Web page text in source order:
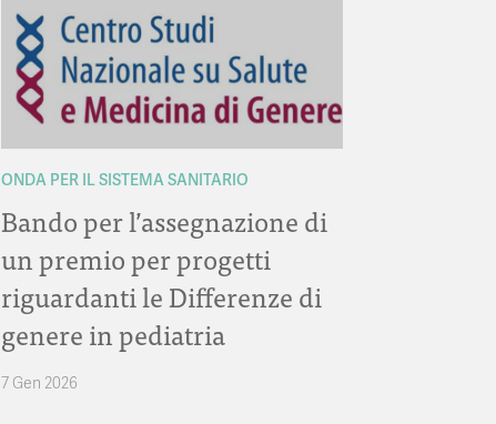
ONDA PER IL SISTEMA SANITARIO
Bando per l’assegnazione di
un premio per progetti
riguardanti le Differenze di
genere in pediatria
7 Gen 2026